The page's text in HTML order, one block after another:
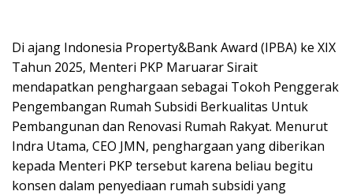
Di ajang Indonesia Property&Bank Award (IPBA) ke XIX
Tahun 2025, Menteri PKP Maruarar Sirait
mendapatkan penghargaan sebagai Tokoh Penggerak
Pengembangan Rumah Subsidi Berkualitas Untuk
Pembangunan dan Renovasi Rumah Rakyat. Menurut
Indra Utama, CEO JMN, penghargaan yang diberikan
kepada Menteri PKP tersebut karena beliau begitu
konsen dalam penyediaan rumah subsidi yang